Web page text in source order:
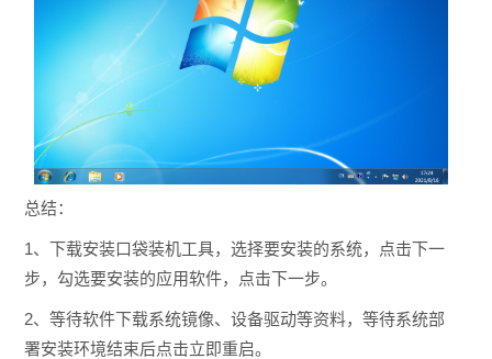
总结：
1、下载安装口袋装机工具，选择要安装的系统，点击下一
步，勾选要安装的应用软件，点击下一步。
2、等待软件下载系统镜像、设备驱动等资料，等待系统部
署安装环境结束后点击立即重启。